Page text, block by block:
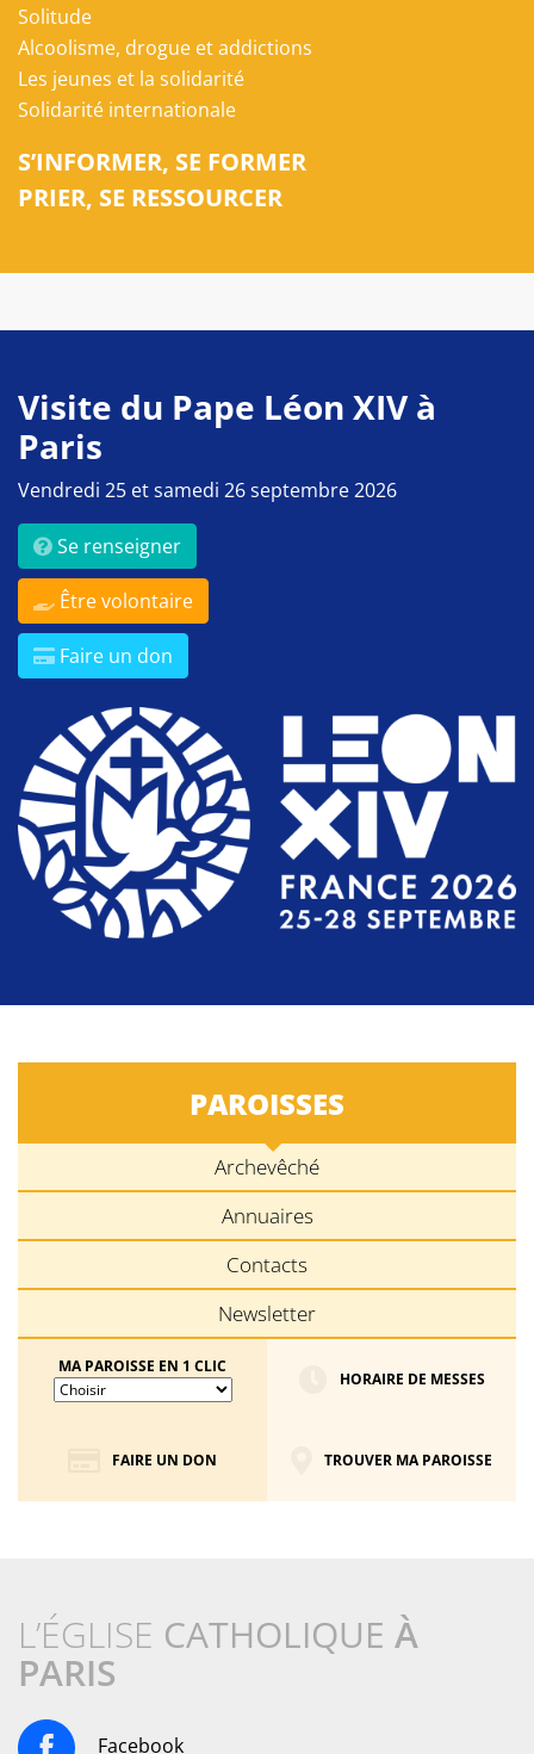
Solitude
Alcoolisme, drogue et addictions
Les jeunes et la solidarité
Solidarité internationale
S’INFORMER, SE FORMER
PRIER, SE RESSOURCER
Visite du Pape Léon XIV à
Paris
Vendredi 25 et samedi 26 septembre 2026
Se renseigner
Être volontaire
Faire un don
PAROISSES
Archevêché
Annuaires
Contacts
Newsletter
MA PAROISSE EN 1 CLIC
HORAIRE DE MESSES
FAIRE UN DON TROUVER MA PAROISSE
L’ÉGLISE CATHOLIQUE À
PARIS
Facebook